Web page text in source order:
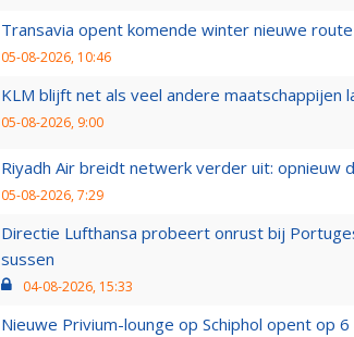
Transavia opent komende winter nieuwe
05-08-2026, 10:46
KLM blijft net als veel andere maatschappijen
05-08-2026, 9:00
Riyadh Air breidt netwerk verder uit: opnieuw
05-08-2026, 7:29
Directie Lufthansa probeert onrust bij
sussen
04-08-2026, 15:33
Nieuwe Privium-lounge op Schiphol opent op